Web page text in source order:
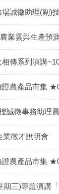
誠徵助理(副)
業雲與生產預
傳系列演講
農產品市集
誠徵事務助理
業徵才說明會
農產品市集
期三)專題演講